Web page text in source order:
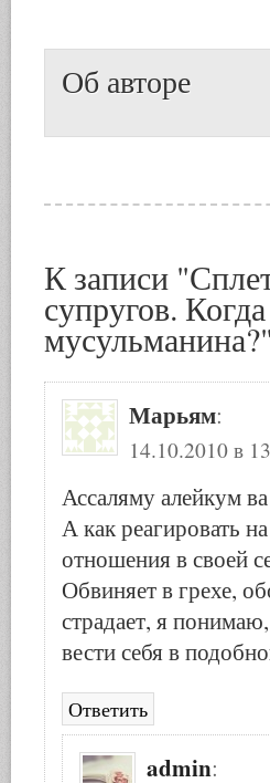
Об авторе
К записи
супругов.
Марьям:
14.10.2010 в
Ассаляму алейкум
А как реагировать
отношения в своей
Обвиняет в грехе,
страдает, я
вести себя в
Ответить
admin: